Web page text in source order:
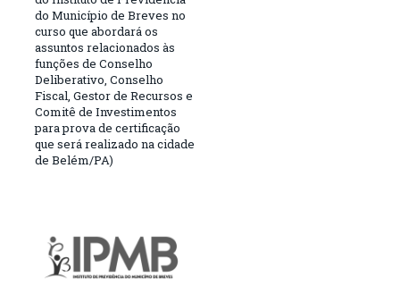
do Município de Breves no
curso que abordará os
assuntos relacionados às
funções de Conselho
Deliberativo, Conselho
Fiscal, Gestor de Recursos e
Comitê de Investimentos
para prova de certificação
que será realizado na cidade
de Belém/PA)